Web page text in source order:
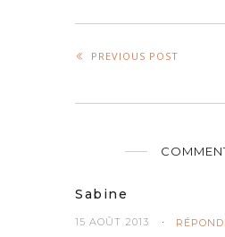
PREVIOUS POST
Sabine
15 AOÛT 2013